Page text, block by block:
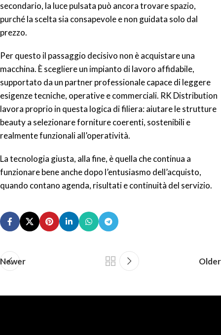
secondario, la luce pulsata può ancora trovare spazio,
purché la scelta sia consapevole e non guidata solo dal
prezzo.
Per questo il passaggio decisivo non è acquistare una
macchina. È scegliere un impianto di lavoro affidabile,
supportato da un partner professionale capace di leggere
esigenze tecniche, operative e commerciali. RK Distribution
lavora proprio in questa logica di filiera: aiutare le strutture
beauty a selezionare forniture coerenti, sostenibili e
realmente funzionali all’operatività.
La tecnologia giusta, alla fine, è quella che continua a
funzionare bene anche dopo l’entusiasmo dell’acquisto,
quando contano agenda, risultati e continuità del servizio.
Newer Older